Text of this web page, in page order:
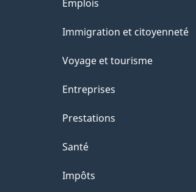
Thèmes
et
Emplois
Immigration et citoyenneté
Voyage et tourisme
Entreprises
Prestations
Santé
Impôts